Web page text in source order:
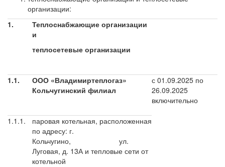
организации:
1.
Теплоснабжающие организации
и
теплосетевые организации
1.1.
ООО «Владимиртеплогаз»
Кольчугинский филиал
с 01.09.2025 по
26.09.2025
включительно
1.1.1.
паровая котельная, расположенная
по адресу: г.
Кольчугино, ул.
Луговая, д. 13А и тепловые сети от
котельной